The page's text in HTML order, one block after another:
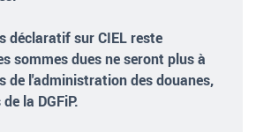
déclaratif sur CIEL reste
sommes dues ne seront plus à
de l'administration des douanes,
la DGFiP.